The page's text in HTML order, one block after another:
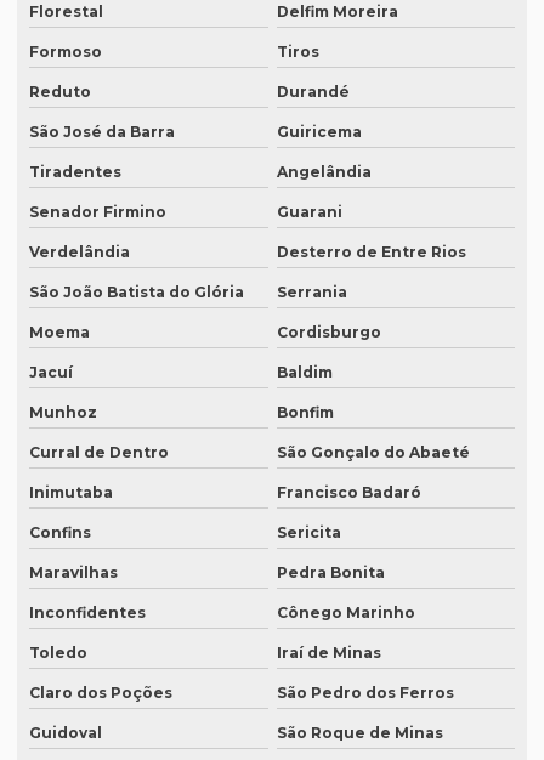
Quanto custa uma tradução juramentada em francês
Quanto custa uma tradução juramentada em italiano
Quem faz tradução simultânea teams
Quem faz transcrição de áudio em portugues
Rádios para tradução simultânea
Revisão de artigos científicos
Revisão gramatical profissional
Revisão em ingles
Revisão em ingles tradução
Revisão de manuscritos literários
Revisão de teses e dissertações
Revisão de textos academicos
Revisão de textos em alemão
Florestal Delfim Moreira
Formoso Tiros
Reduto Durandé
São José da Barra Guiricema
Tiradentes Angelândia
Senador Firmino Guarani
Verdelândia Desterro de Entre Rios
São João Batista do Glória Serrania
Moema Cordisburgo
Jacuí Baldim
Munhoz Bonfim
Curral de Dentro São Gonçalo do Abaeté
Inimutaba Francisco Badaró
Confins Sericita
Maravilhas Pedra Bonita
Inconfidentes Cônego Marinho
Toledo Iraí de Minas
Claro dos Poções São Pedro dos Ferros
Guidoval São Roque de Minas